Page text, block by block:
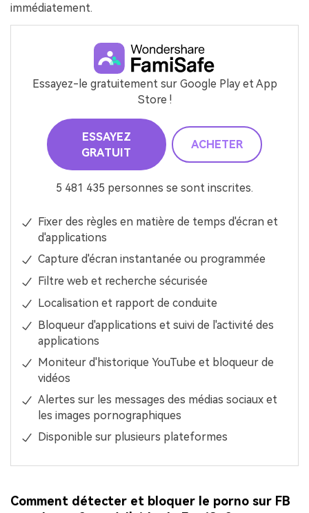
immédiatement.
Essayez-le gratuitement sur Google Play et App
Store !
ESSAYEZ
GRATUIT
ACHETER
5 481 435 personnes se sont inscrites.
Fixer des règles en matière de temps d'écran et
d'applications
Capture d'écran instantanée ou programmée
Filtre web et recherche sécurisée
Localisation et rapport de conduite
Bloqueur d'applications et suivi de l'activité des
applications
Moniteur d'historique YouTube et bloqueur de
vidéos
Alertes sur les messages des médias sociaux et
les images pornographiques
Disponible sur plusieurs plateformes
Comment détecter et bloquer le porno sur FB